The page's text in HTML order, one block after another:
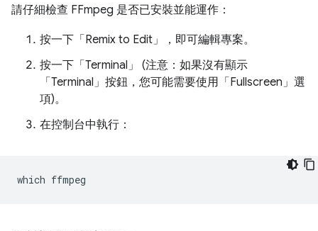
請仔細檢查 FFmpeg 是否已安裝並能運作：
按一下「Remix to Edit」
，即可編輯專案。
按一下「Terminal」
(注意：如果沒有顯示
「Terminal」按鈕，您可能需要使用「Fullscreen」選
項)。
在控制台中執行：
which